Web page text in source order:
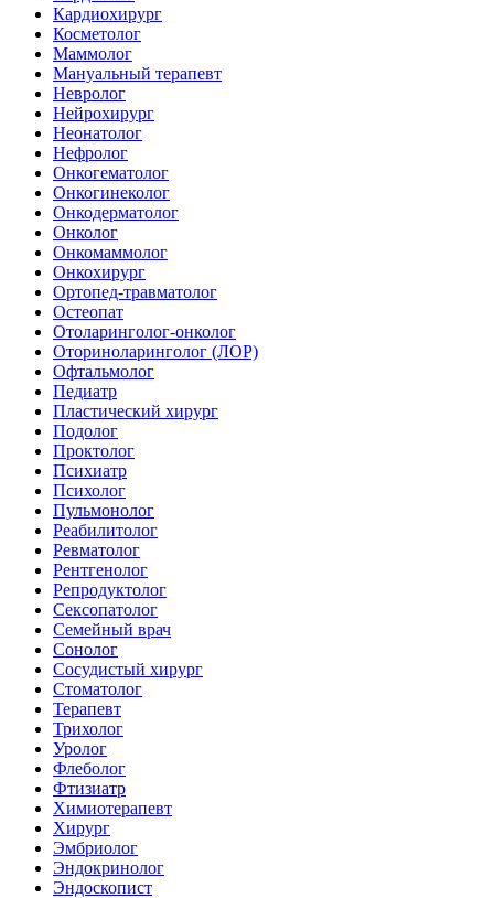
Кардиохирург
Косметолог
Маммолог
Мануальный терапевт
Невролог
Нейрохирург
Неонатолог
Нефролог
Онкогематолог
Онкогинеколог
Онкодерматолог
Онколог
Онкомаммолог
Онкохирург
Ортопед-травматолог
Остеопат
Отоларинголог-онколог
Оториноларинголог (ЛОР)
Офтальмолог
Педиатр
Пластический хирург
Подолог
Проктолог
Психиатр
Психолог
Пульмонолог
Реабилитолог
Ревматолог
Рентгенолог
Репродуктолог
Сексопатолог
Семейный врач
Сонолог
Сосудистый хирург
Стоматолог
Терапевт
Трихолог
Уролог
Флеболог
Фтизиатр
Химиотерапевт
Хирург
Эмбриолог
Эндокринолог
Эндоскопист